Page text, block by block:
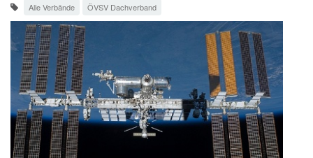
Alle Verbände ÖVSV Dachverband